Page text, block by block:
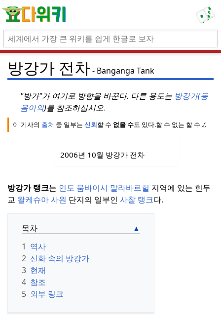
방강가 전차 Banganga Tank
"방가"가 여기로 방향을 바꾼다. 다른 용도는 방강가(동
음이의)를 참조하십시오.
이 기사의 출처 중 일부는신뢰할 수 없을 수도 있다.할 수 없는 할 수.(2012
2006년 10월 방강가 전차
방강가 탱크는 인도 뭄바이시 말라바르힐 지역에 있는 힌두
교 왈케슈아 사원 단지의 일부인 사찰 탱크다.
목차
1 역사
2 신화 속의 방강가
3 현재
4 참조
5 외부 링크